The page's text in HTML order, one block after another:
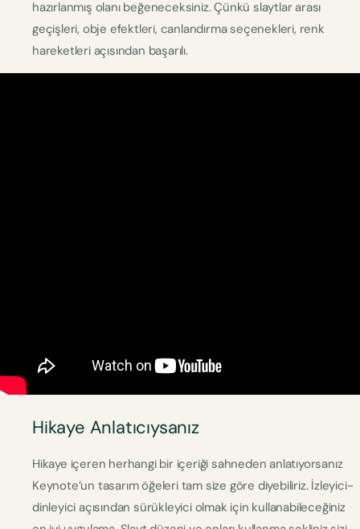
hazırlanmış olanı beğeneceksiniz. Çünkü slaytlar arası
geçişleri, obje efektleri, canlandırma seçenekleri, renk
hareketleri açısından başarılı.
Hikaye Anlatıcıysanız
Hikaye içeren herhangi bir içeriği sahneden anlatıyorsanız
Keynote’un tasarım öğeleri tam size göre diyebiliriz. İzleyici-
dinleyici açısından sürükleyici olmak için kullanabileceğiniz